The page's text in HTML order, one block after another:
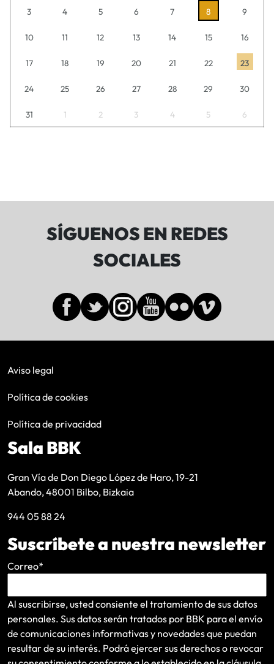
3 4 5 6 7 8 9
10 11 12 13 14 15 16
17 18 19 20 21 22 23
24 25 26 27 28 29 30
31 1 2 3 4 5 6
SÍGUENOS EN REDES
SOCIALES
Aviso legal
Política de cookies
Política de privacidad
Sala BBK
Gran Vía de Don Diego López de Haro, 19-21
Abando, 48001 Bilbo, Bizkaia
944 05 88 24
Suscríbete a nuestra newsletter
Correo*
Al suscribirse, usted consiente el tratamiento de sus datos
personales. Sus datos serán tratados por BBK para el envío
de comunicaciones informativas y novedades que puedan
resultar de su interés. Podrá ejercer sus derechos o revocar